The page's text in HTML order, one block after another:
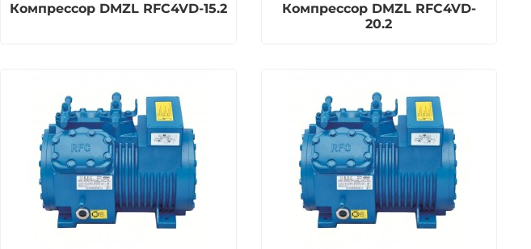
Компрессор DMZL RFC4VD-15.2
Компрессор DMZL RFC4VD-
20.2